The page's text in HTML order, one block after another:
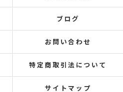
ブログ
お問い合わせ
特定商取引法について
サイトマップ